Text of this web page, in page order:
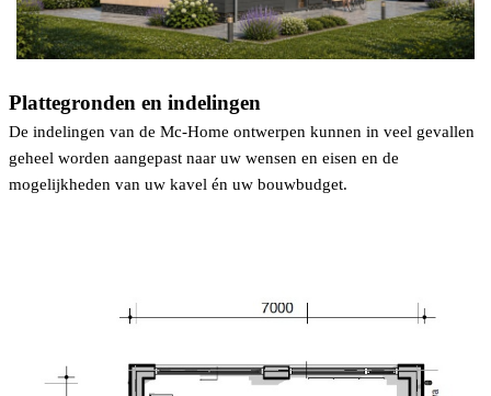
Plattegronden en indelingen
De indelingen van de Mc-Home ontwerpen kunnen in veel gevallen
geheel worden aangepast naar uw wensen en eisen en de
mogelijkheden van uw kavel én uw bouwbudget.